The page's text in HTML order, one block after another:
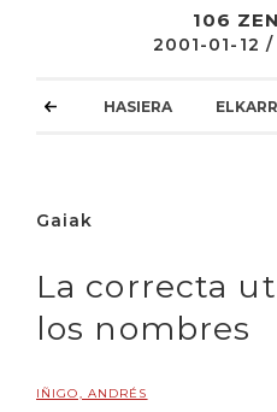
106
2001-01-12
HASIERA
Gaiak
La correcta
los nombres
IÑIGO, ANDRÉS